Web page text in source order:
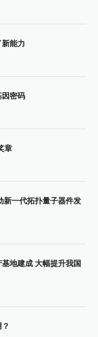
能力
因密码
章
新一代拓扑量子器件发
地建成 大幅提升我国